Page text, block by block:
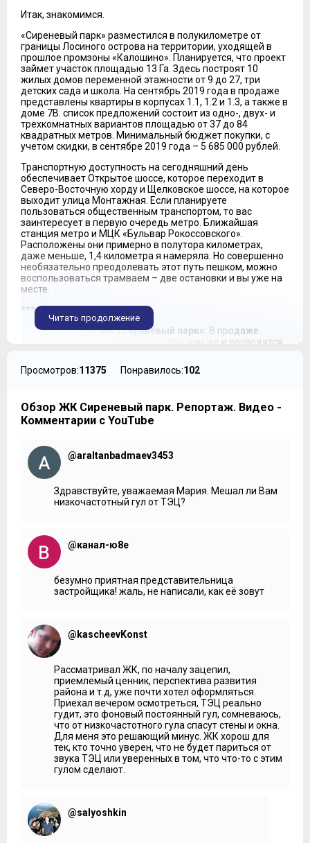
Итак, знакомимся.
«Сиреневый парк» разместился в полукилометре от
границы Лосиного острова на территории, уходящей в
прошлое промзоны «Калошино». Планируется, что проект
займет участок площадью 13 Га. Здесь построят 10
жилых домов переменной этажности от 9 до 27, три
детских сада и школа. На сентябрь 2019 года в продаже
представлены квартиры в корпусах 1.1, 1.2 и 1.3, а также в
доме 7В. список предложений состоит из одно-, двух- и
трехкомнатных вариантов площадью от 37 до 84
квадратных метров. Минимальный бюджет покупки, с
учетом скидки, в сентябре 2019 года – 5 685 000 рублей.
Транспортную доступность на сегодняшний день
обеспечивает Открытое шоссе, которое переходит в
Северо-Восточную хорду и Щелковское шоссе, на которое
выходит улица Монтажная. Если планируете
пользоваться общественным транспортом, то вас
заинтересует в первую очередь метро. Ближайшая
станция метро и МЦК «Бульвар Рокоссовского».
Расположены они примерно в полутора километрах,
даже меньше, 1,4 километра я намеряла. Но совершенно
необязательно преодолевать этот путь пешком, можно
воспользоваться трамваем – две остановки и вы уже на
месте.
***
Представитель ЖК «Сиреневый парк»: В продаже
сейчас две очереди строительства, они же и возводятся.
года – четвертый квартал 2020. Динамика строительства
опережает заявленные сроки. У нас уже полностью
возводится на уровне этажей. По срокам сдачи она на 6
месяцев отличается от первой. Соответственно, половину
***
Четыре гектара территории отводится под озеленение и
стадион, на территории обустроят баскетбольные
площадки, теннисные корты, workout, игровые зоны и
***
Представитель ЖК «Сиреневый парк»:
улучшения и развития инфраструктуры района
застройщик будет строить многофункциональный
комплекс в 33 этажа. Фитнес-центр с бассейном,
гордость, будет ресторан с панорамным видом на
Лосиный остров.
Мария Фёдорова:
Представитель ЖК «Сиреневый парк»:Это на уровне
проектировки сейчас, а вообще, между второй и третьей
очередями планируется именно МФК построить.
Если мы посмотрим в проектной декларации, то увидим,
что в документах ЖК фигурирует как
многофункциональный административно-жилой
комплекс. Сразу возникает вопрос: чем обусловлен такой
***
Представитель ЖК «Сиреневый парк»:
Читать продолжение
Просмотров:11375 Понравилось:102
Обзор ЖК Сиреневый парк. Репортаж. Видео -
Комментарии с YouTube
@araltanbadmaev3453
Здравствуйте, уважаемая Мария. Мешал ли Вам
низкочастотный гул от ТЭЦ?
@канал-ю8е
безумно приятная представительница
застройщика! жаль, не написали, как её зовут
@kascheevKonst
Рассматривал ЖК, по началу зацепил,
приемлемый ценник, перспектива развития
района и т.д, уже почти хотел оформляться.
Приехал вечером осмотреться, ТЭЦ реально
гудит, это фоновый постоянный гул, сомневаюсь,
что от низкочастотного гула спасут стены и окна.
Для меня это решающий минус. ЖК хорош для
тек, кто точно уверен, что не будет париться от
звука ТЭЦ или уверенных в том, что что-то с этим
гулом сделают.
@salyoshkin